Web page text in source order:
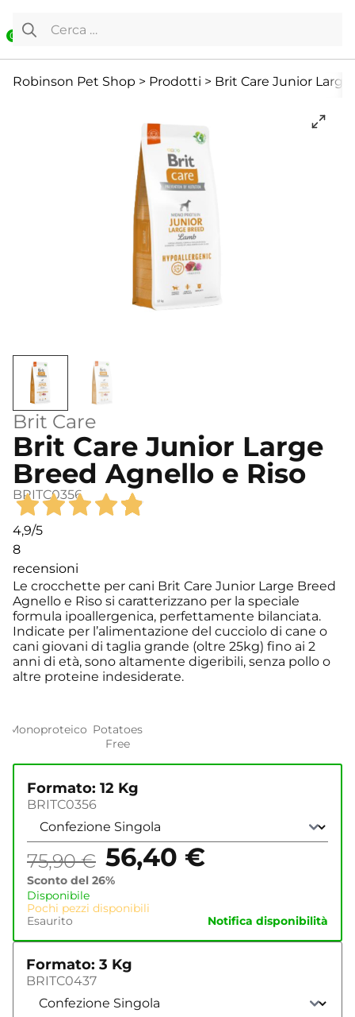
0
Ricerca per:
Robinson Pet Shop > Prodotti > Brit Care Junior
Brit Care
Brit Care Junior Large
Breed Agnello e Riso
BRITC0356
4,9/5
8
recensioni
Le crocchette per cani Brit Care Junior Large Breed
Agnello e Riso si caratterizzano per la speciale
formula ipoallergenica, perfettamente bilanciata.
Indicate per l’alimentazione del cucciolo di cane o
cani giovani di taglia grande (oltre 25kg) fino ai 2
anni di età, sono altamente digeribili, senza pollo o
altre proteine indesiderate.
Monoproteico Potatoes
Free
Formato: 12 Kg
BRITC0356
75,90€ 56,40 €
Sconto del 26%
Disponibile
Pochi pezzi disponibili
Esaurito
Notifica disponibilità
Formato: 3 Kg
BRITC0437